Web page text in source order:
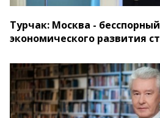
Турчак: Москва -
экономического развития